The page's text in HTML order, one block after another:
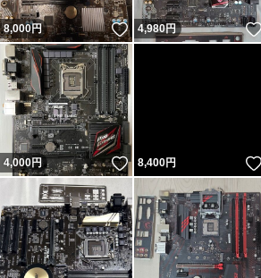
8,000円 いいね！
4,980円
4,000円 いいね！
8,400円